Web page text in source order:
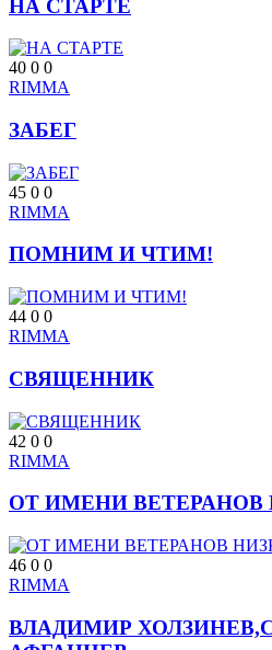
НА СТАРТЕ
40 0 0
RIMMA
ЗАБЕГ
45 0 0
RIMMA
ПОМНИМ И ЧТИМ!
44 0 0
RIMMA
СВЯЩЕННИК
42 0 0
RIMMA
ОТ ИМЕНИ
46 0 0
RIMMA
ВЛАДИМИР